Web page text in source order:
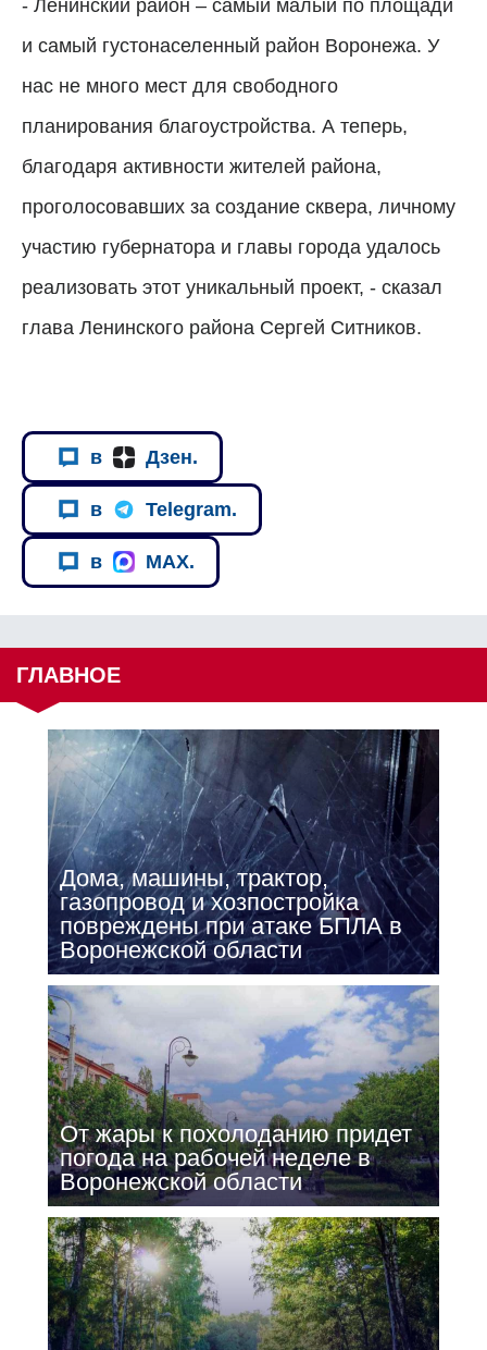
- Ленинский район – самый малый по площади
и самый густонаселенный район Воронежа. У
нас не много мест для свободного
планирования благоустройства. А теперь,
благодаря активности жителей района,
проголосовавших за создание сквера, личному
участию губернатора и главы города удалось
реализовать этот уникальный проект, - сказал
глава Ленинского района Сергей Ситников.
в Дзен.
в Telegram.
в MAX.
ГЛАВНОЕ
Дома, машины, трактор,
газопровод и хозпостройка
повреждены при атаке БПЛА в
Воронежской области
От жары к похолоданию придет
погода на рабочей неделе в
Воронежской области